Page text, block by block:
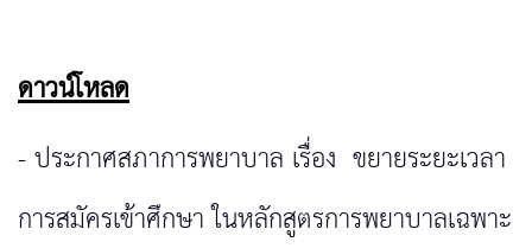
ดาวน์โหลด
-ประกาศสภาการพยาบาล เรื่อง ขยายระยะเวลา
การสมัครเข้าศึกษา ในหลักสูตรการพยาบาลเฉพาะ